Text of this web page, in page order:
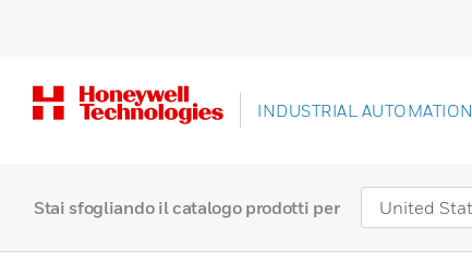
INDUSTRIAL AUTOMATION
Stai sfogliando il catalogo prodotti per